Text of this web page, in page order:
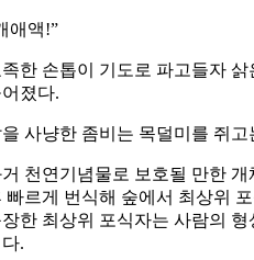
애액!”
한 손톱이 기도로 파고들자
졌다.
사냥한 좀비는 목덜미를 쥐고
천연기념물로 보호될 만한
빠르게 번식해 숲에서 최상위
한 최상위 포식자는 사람의
.